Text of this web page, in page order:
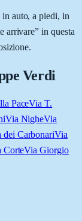
auto, a piedi, in
arrivare” in questa
Verdi
PaceVia T.
Via NigheVia
dei CarbonariVia
CorteVia Giorgio